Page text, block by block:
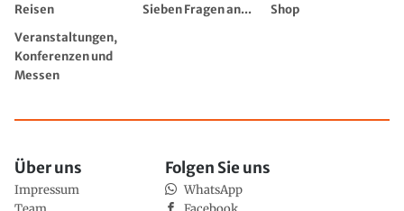
Reisen
Sieben Fragen an...
Shop
Veranstaltungen,
Konferenzen und
Messen
Über uns
Impressum
Folgen Sie uns
WhatsApp